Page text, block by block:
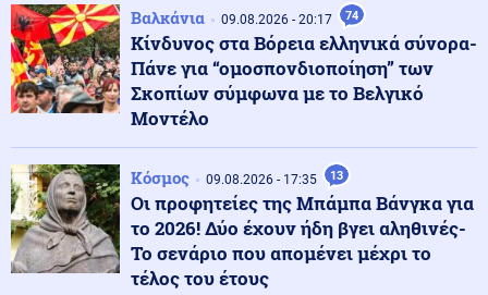
Κυβέρνηση 10.08.2026 - 08:24
Το «χαρτί» Μητσοτάκη για τη ΔΕΘ: «Πρεσάρισμα» στο
δημογραφικό και φοροελαφρύνσεις
Εσωτερική Ασφάλεια
Φωτιά τώρα στον Κουβαρά
Ρωσία
Ρωσία και Ουκρανία έλυσαν τα χέρια τους - Βροχή
πυραύλων που ισοπεδώνουν τα πάντα
Βαλκάνια 09.08.2026 - 20:17 74
Κίνδυνος στα Βόρεια ελληνικά σύνορα-
Πάνε για “ομοσπονδιοποίηση” των
Σκοπίων σύμφωνα με το Βελγικό
Μοντέλο
Κόσμος 09.08.2026 - 17:35 13
Οι προφητείες της Μπάμπα Βάνγκα για
το 2026! Δύο έχουν ήδη βγει αληθινές-
Το σενάριο που απομένει μέχρι το
τέλος του έτους